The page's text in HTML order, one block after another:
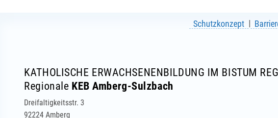
Schutzkonzept
KATHOLISCHE ERWACHSENENBILDUNG IM BISTUM
Regionale KEB Amberg-Sulzbach
Dreifaltigkeitsstr. 3
92224 Amberg